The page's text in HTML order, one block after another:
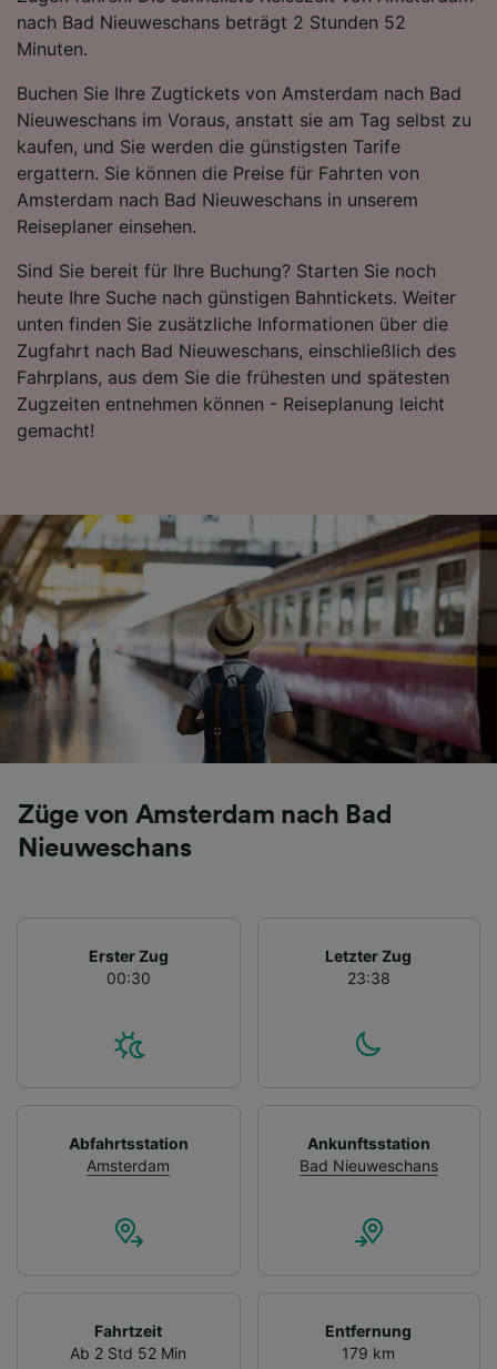
nach Bad Nieuweschans beträgt 2 Stunden 52
Minuten.
Buchen Sie Ihre Zugtickets von Amsterdam nach Bad
Nieuweschans im Voraus, anstatt sie am Tag selbst zu
kaufen, und Sie werden die günstigsten Tarife
ergattern. Sie können die Preise für Fahrten von
Amsterdam nach Bad Nieuweschans in unserem
Reiseplaner einsehen.
Sind Sie bereit für Ihre Buchung? Starten Sie noch
heute Ihre Suche nach günstigen Bahntickets. Weiter
unten finden Sie zusätzliche Informationen über die
Zugfahrt nach Bad Nieuweschans, einschließlich des
Fahrplans, aus dem Sie die frühesten und spätesten
Zugzeiten entnehmen können - Reiseplanung leicht
gemacht!
Züge von Amsterdam nach Bad
Nieuweschans
Erster Zug
00:30
Letzter Zug
23:38
Abfahrtsstation
Amsterdam
Ankunftsstation
Bad Nieuweschans
Fahrtzeit
Ab 2 Std 52 Min
Entfernung
179 km
Folgendes bereitzustellen:
Verwendung genauer Standortdaten.
aktiv abfragen. Speichern von oder Zugriff auf
Informationen auf einem Endgerät.
Personalisierte Werbung und Inhalte, Messung
von Werbeleistung und der Performance von
Inhalten, Zielgruppenforschung sowie
Entwicklung und Verbesserung von
Angeboten.
Liste der Partner (Lieferanten)